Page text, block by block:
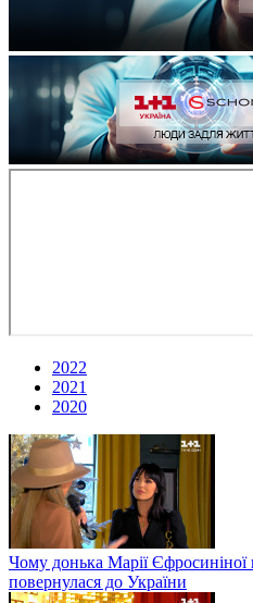
2022
2021
2020
Чому донька Марії Єфросиніної
повернулася до України